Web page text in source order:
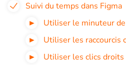
Suivi du temps dans Figma
Utiliser le minuteur de
Utiliser les raccourcis
Utiliser les clics droits